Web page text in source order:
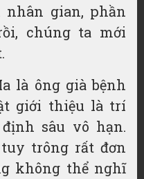
gian, phần
chúng ta mới
là ông già bệnh
giới thiệu là trí
sâu vô hạn.
trông rất đơn
không thể nghĩ